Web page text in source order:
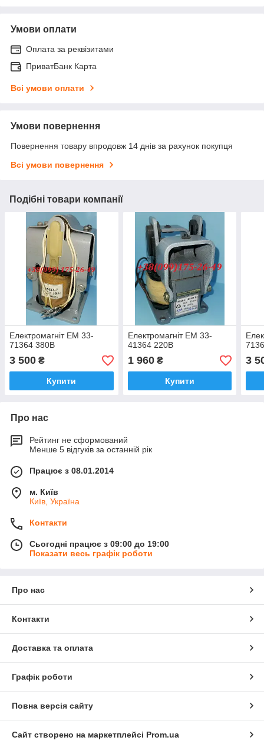
Умови оплати
Оплата за реквізитами
ПриватБанк Карта
Всі умови оплати
Умови повернення
Повернення товару впродовж 14 днів за рахунок покупця
Всі умови повернення
Подібні товари компанії
Електромагніт ЕМ 33-
71364 380В
3 500 ₴
Купити
Електромагніт ЕМ 33-
41364 220В
1 960₴
Купити
3
Про нас
Рейтинг не сформований
Менше 5 відгуків за останній рік
Працює з 08.01.2014
м. Київ
Київ, Україна
Контакти
Сьогодні працює з 09:00 до 19:00
Показати весь графік роботи
Про нас
Контакти
Доставка та оплата
Графік роботи
Повна версія сайту
Сайт створено на маркетплейсі Prom.ua